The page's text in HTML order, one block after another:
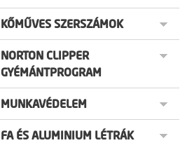
KŐMŰVES SZERSZÁMOK
NORTON CLIPPER
GYÉMÁNTPROGRAM
MUNKAVÉDELEM
FA ÉS ALUMINIUM LÉTRÁK